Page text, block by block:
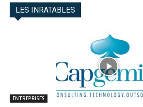
LES INRATABLES
ENTREPRISES